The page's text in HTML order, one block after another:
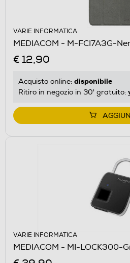
VARIE INFORMATICA
MEDIACOM - M-FCI7A3G-
€ 12,90
Acquisto online: disponibile
Ritiro in negozio in 30' gratuito:
VARIE INFORMATICA
MEDIACOM - MI-LOCK300-